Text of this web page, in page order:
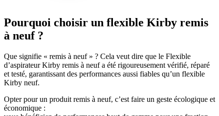
Pourquoi choisir un flexible Kirby remis
à neuf ?
Que signifie « remis à neuf » ? Cela veut dire que le Flexible
d’aspirateur Kirby remis à neuf a été rigoureusement vérifié, réparé
et testé, garantissant des performances aussi fiables qu’un flexible
Kirby neuf.
Opter pour un produit remis à neuf, c’est faire un geste écologique et
économique :